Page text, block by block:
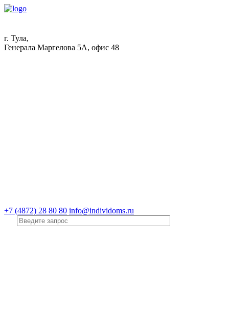
г. Тула,
Генерала Маргелова 5А, офис 48
+7 (4872) 28 80 80 info@individoms.ru